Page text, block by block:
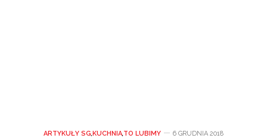
ARTYKUŁY SG,KUCHNIA,TO LUBIMY 6 GRUDNIA 2018